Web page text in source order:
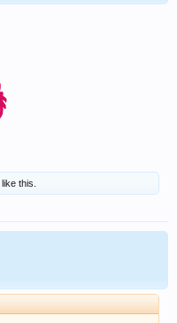
like this.